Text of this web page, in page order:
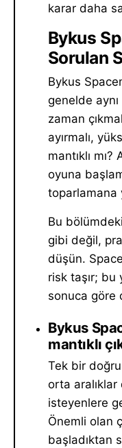
karar daha
Bykus
Sorulan
Bykus
genelde
zaman
ayırmalı,
mantıklı mı?
oyuna
toparlamana
Bu
gibi değil,
düşün.
risk taşır; bu
sonuca göre
Bykus
mantıklı
Tek bir
orta
isteyenlere
Önemli olan
başladıktan